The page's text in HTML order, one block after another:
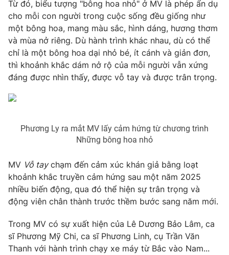
Hậu trường
Nhân vật
Khán giả
Giải sao mai
Điện ảnh
Âm nhạc
Sao
Đời sống
Du lịch
Làm đẹp
Chất lượng cuộc sống
Giáo dục
Tuyển sinh
Học trực tuyến
Sản phẩm
Tư vấn
Chuyên mục khác
Emagazine Podcast
Photo Infographic
Từ đó, biểu tượng "bông hoa nhỏ" ở MV là phép ẩn dụ
cho mỗi con người trong cuộc sống đều giống như
một bông hoa, mang màu sắc, hình dáng, hương thơm
và mùa nở riêng. Dù hành trình khác nhau, dù có thể
chỉ là một bông hoa dại nhỏ bé, ít cánh và giản đơn,
thì khoảnh khắc dám nở rộ của mỗi người vẫn xứng
đáng được nhìn thấy, được vỗ tay và được trân trọng.
Phương Ly ra mắt MV lấy cảm hứng từ chương trình
Những bông hoa nhỏ
MV Vỗ taychạm đến cảm xúc khán giả bằng loạt
khoảnh khắc truyền cảm hứng sau một năm 2025
nhiều biến động, qua đó thể hiện sự trân trọng và
động viên chân thành trước thềm bước sang năm mới.
Trong MV có sự xuất hiện của Lê Dương Bảo Lâm, ca
sĩ Phương Mỹ Chi, ca sĩ Phương Linh, cụ Trần Văn
Thanh với hành trình chạy xe máy từ Bắc vào Nam...